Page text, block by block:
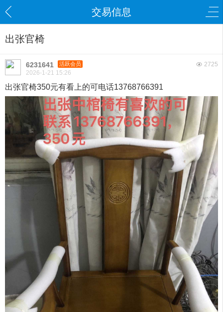
交易信息
出张官椅
2725
6231641 活跃会员
2026-1-21 15:26
出张官椅350元有看上的可电话13768766391